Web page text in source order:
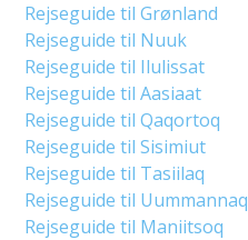
Rejseguide til Grønland
Rejseguide til Nuuk
Rejseguide til Ilulissat
Rejseguide til Aasiaat
Rejseguide til Qaqortoq
Rejseguide til Sisimiut
Rejseguide til Tasiilaq
Rejseguide til Uummannaq
Rejseguide til Maniitsoq